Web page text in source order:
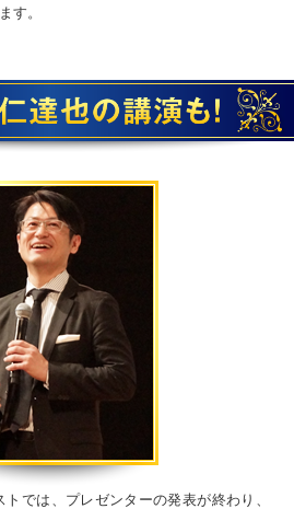
す。
では、プレゼンターの発表が終わり、